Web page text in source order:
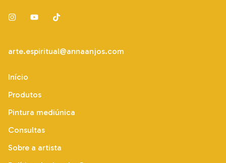
arte.espiritual@annaanjos.com
Início
Produtos
Pintura mediúnica
Consultas
Sobre a artista